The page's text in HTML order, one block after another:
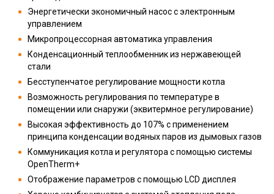
Энергетически экономичный насос с электронным
управлением
Микропроцессорная автоматика управления
Конденсационный теплообменник из нержавеющей
стали
Бесступенчатое регулирование мощности котла
Возможность регулирования по температуре в
помещении или снаружи (эквитермное регулирование)
Высокая эффективность до 107% с применением
принципа конденсации водяных паров из дымовых газов
Коммуникация котла и регулятора с помощью системы
OpenTherm+
Отображение параметров с помощью LCD дисплея